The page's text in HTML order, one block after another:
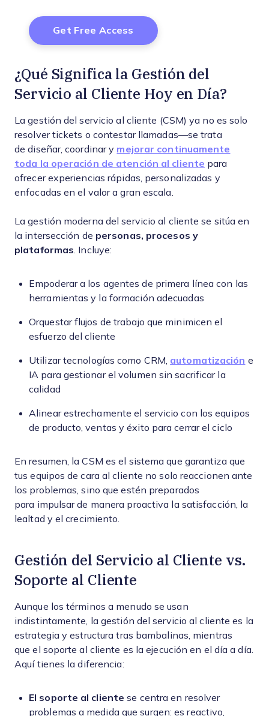
¿Qué Significa la Gestión del
Servicio al Cliente Hoy en Día?
La gestión del servicio al cliente (CSM) ya no es solo
resolver tickets o contestar llamadas—se trata
de diseñar, coordinar y mejorar continuamente
toda la operación de atención al cliente para
ofrecer experiencias rápidas, personalizadas y
enfocadas en el valor a gran escala.
La gestión moderna del servicio al cliente se sitúa en
la intersección de personas, procesos y
plataformas . Incluye:
Empoderar a los agentes de primera línea con las
herramientas y la formación adecuadas
Orquestar flujos de trabajo que minimicen el
esfuerzo del cliente
Utilizar tecnologías como CRM, automatización e
IA para gestionar el volumen sin sacrificar la
calidad
Alinear estrechamente el servicio con los equipos
de producto, ventas y éxito para cerrar el ciclo
En resumen, la CSM es el sistema que garantiza que
tus equipos de cara al cliente no solo reaccionen ante
los problemas, sino que estén preparados
para impulsar de manera proactiva la satisfacción, la
lealtad y el crecimiento.
Gestión del Servicio al Cliente vs.
Soporte al Cliente
Aunque los términos a menudo se usan
indistintamente, la gestión del servicio al cliente es la
estrategia y estructura tras bambalinas, mientras
que el soporte al cliente es la ejecución en el día a día.
Aquí tienes la diferencia:
El soporte al cliente se centra en resolver
problemas a medida que surgen: es reactivo,